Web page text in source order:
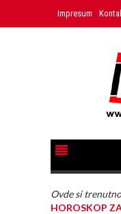
Impresum
Ovde si
HOROSKOP